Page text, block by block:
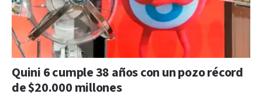
Quini 6 cumple 38 años con un pozo récord
de $20.000 millones